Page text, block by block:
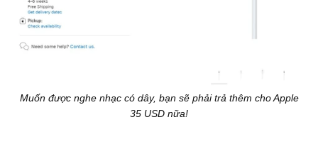
Muốn được nghe nhạc có dây, bạn sẽ phải trả thêm cho Apple
35 USD nữa!